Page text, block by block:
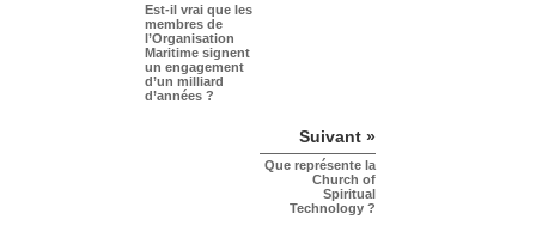
Est-il vrai que les
membres de
l’Organisation
Maritime signent
un engagement
d’un milliard
d’années ?
Suivant »
Que représente la
Church of
Spiritual
Technology ?